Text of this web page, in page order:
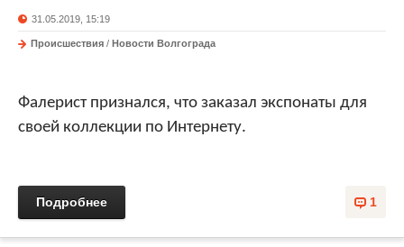
31.05.2019, 15:19
Происшествия / Новости Волгограда
Фалерист признался, что заказал экспонаты для
своей коллекции по Интернету.
1
Подробнее